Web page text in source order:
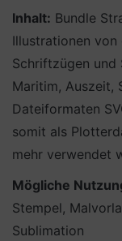
Inhalt: Bundle
Illustrationen von
Schriftzügen und
Maritim, Auszeit,
Dateiformaten
somit als
mehr verwendet
Mögliche
Stempel,
Sublimation